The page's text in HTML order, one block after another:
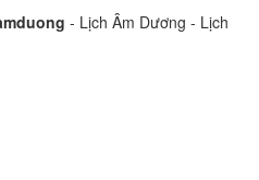
- Lịch Âm Dương - Lịch